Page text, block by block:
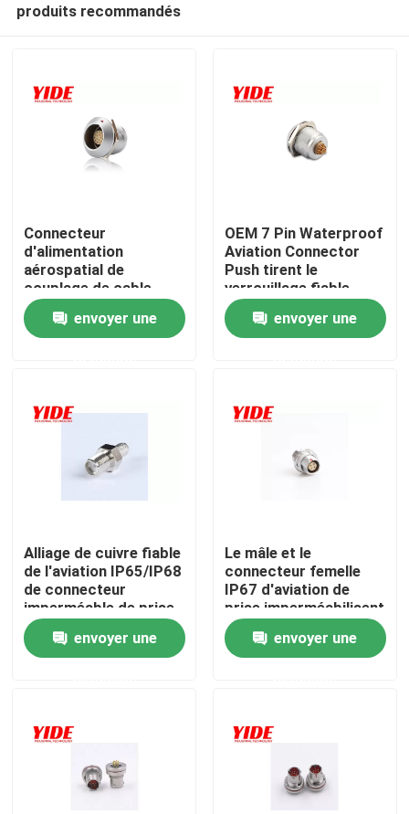
Accueil
A propos de nous
Produits
Connecteur de vélo d'E
Prise électrique de moto
Connecteur de batterie de scooter
produits recommandés
Connecteur
d'alimentation
aérospatial de
couplage de cable
connecteur de
l'aviation IP68
envoyer une
OEM 7 Pin Waterproof
Aviation Connector
Push tirent le
verrouillage fiable
d'individu
envoyer une
Alliage de cuivre fiable
de l'aviation IP65/IP68
de connecteur
imperméable de prise
envoyer une
Le mâle et le
connecteur femelle
IP67 d'aviation de
prise imperméabilisent
la soudure
envoyer une